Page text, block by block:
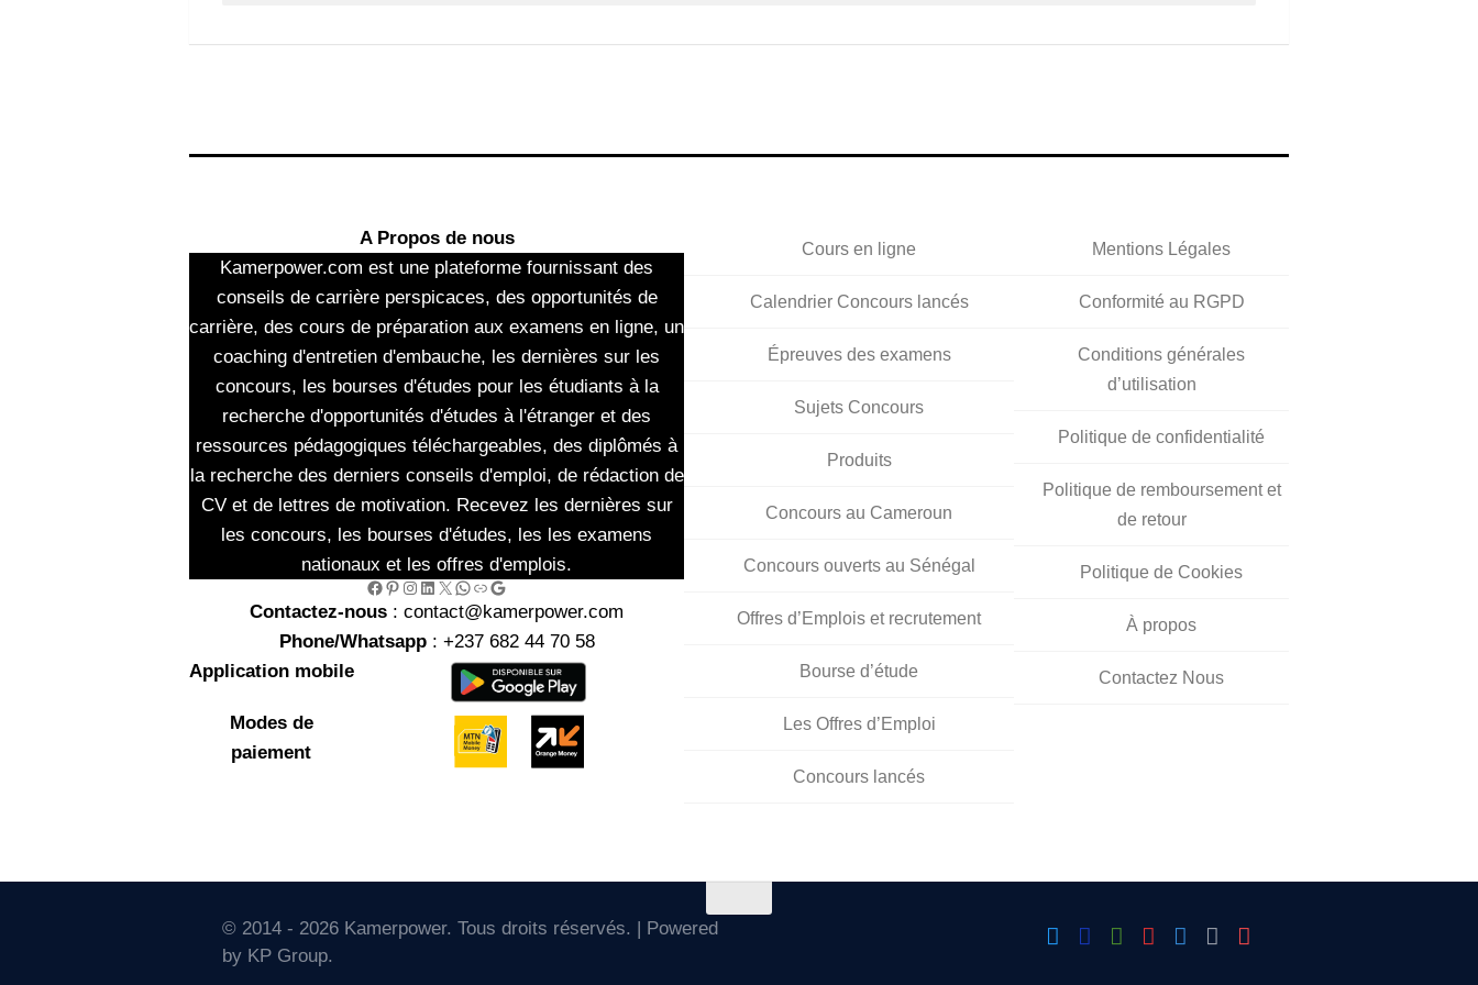
A Propos de nous
Kamerpower.com est une plateforme fournissant des
conseils de carrière perspicaces, des opportunités de
carrière, des cours de préparation aux examens en ligne, un
coaching d'entretien d'embauche, les dernières sur les
concours, les bourses d'études pour les étudiants à la
recherche d'opportunités d'études à l'étranger et des
ressources pédagogiques téléchargeables, des diplômés à
la recherche des derniers conseils d'emploi, de rédaction de
CV et de lettres de motivation. Recevez les dernières sur
les concours, les bourses d'études, les les examens
nationaux et les offres d'emplois.
Facebook Pinterest InstagramLinkedIn X WhatsApp Link Google
Contactez-nous : contact@kamerpower.com
Phone/Whatsapp: +237 682 44 70 58
Application mobile
Modes de
paiement
Cours en ligne
Calendrier Concours lancés
Épreuves des examens
Sujets Concours
Produits
Concours au Cameroun
Concours ouverts au Sénégal
Offres d’Emplois et recrutement
Bourse d’étude
Les Offres d’Emploi
Concours lancés
Mentions Légales
Conformité au RGPD
Conditions générales
d’utilisation
Politique de confidentialité
Politique de remboursement et
de retour
Politique de Cookies
À propos
Contactez Nous
© 2014 - 2026 Kamerpower. Tous droits réservés. | Powered
by KP Group.